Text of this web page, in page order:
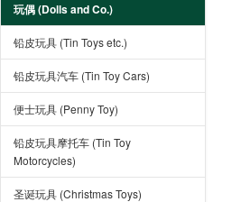
玩偶 (Dolls and Co.)
铅皮玩具 (Tin Toys etc.)
铅皮玩具汽车 (Tin Toy Cars)
便士玩具 (Penny Toy)
铅皮玩具摩托车 (Tin Toy
Motorcycles)
圣诞玩具 (Christmas Toys)